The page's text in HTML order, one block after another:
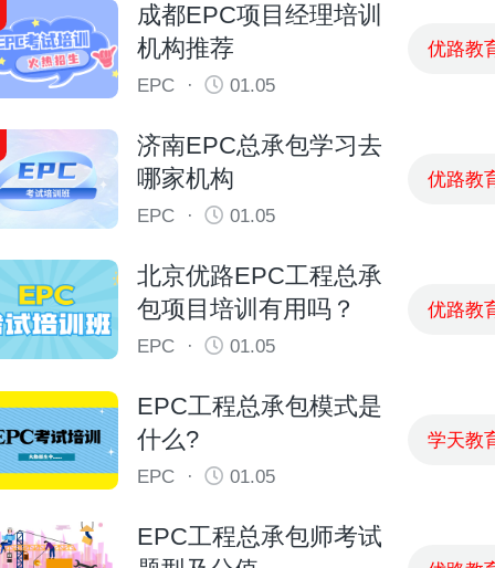
成都EPC项目经理培训
机构推荐
EPC · 01.05
优路教
济南EPC总承包学习去
哪家机构
EPC · 01.05
优路教
北京优路EPC工程总承
包项目培训有用吗？
EPC · 01.05
优路教
EPC工程总承包模式是
什么?
EPC · 01.05
学天教
EPC工程总承包师考试